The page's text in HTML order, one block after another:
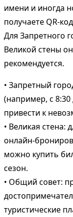
имени и иногда
получаете QR-
Для Запретного
Великой стены
рекомендуется.
• Запретный
(например, с
привести к
• Великая стена:
онлайн-
можно купить
сезон.
• Общий совет:
туристические